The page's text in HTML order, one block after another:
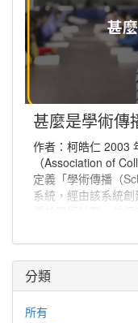
甚麼是學術傳
作者：柯皓仁 2003
（Association of
定義「學術傳播（
系統，經由該系統
或更多人能取得的程
分類
所有